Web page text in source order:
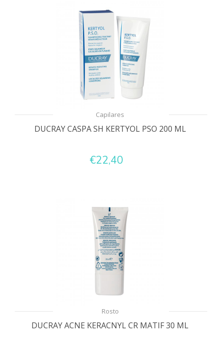
Capilares
DUCRAY CASPA SH KERTYOL PSO 200 ML
€22,40
Rosto
DUCRAY ACNE KERACNYL CR MATIF 30 ML